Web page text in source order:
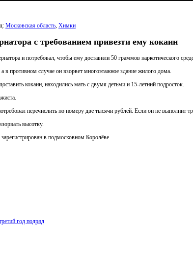
Московская область, Химки
с требованием привезти ему кокаин
и потребовал, чтобы ему доставили 50 граммов наркотического
в противном случае он взорвет многоэтажное здание жилого дома.
кокаин, находились мать с двумя детьми и 15-летний подросток.
перечислить по номеру две тысячи рублей. Если он не выполнит
высотку.
в подмосковном Королёве.
год подряд